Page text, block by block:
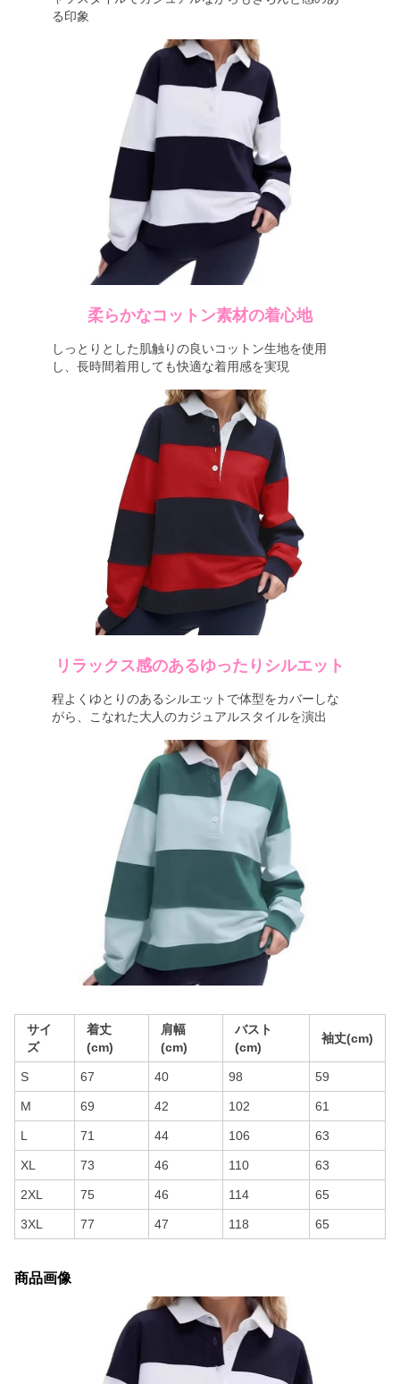
る印象
柔らかなコットン素材の着心地
しっとりとした肌触りの良いコットン生地を使用
し、長時間着用しても快適な着用感を実現
リラックス感のあるゆったりシルエット
程よくゆとりのあるシルエットで体型をカバーしな
がら、こなれた大人のカジュアルスタイルを演出
サイ
ズ
着丈
(cm)
肩幅
(cm)
バスト
(cm)
袖丈(cm)
S 67 40 98 59
M 69 42 102 61
L 71 44 106 63
XL 73 46 110 63
2XL 75 46 114 65
3XL 77 47 118 65
商品画像